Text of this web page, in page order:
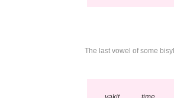
The last vowel of some